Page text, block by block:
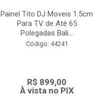
Painel Tito DJ Moveis 1.5cm
Para TV de Até 65
Polegadas Bali...
Código: 44241
R$ 899,00
À vista no PIX